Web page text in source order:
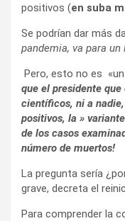
positivos (en suba
Se podrían dar más
pandemia, va para un
Pero, esto no es «un
que el presidente
científicos, ni a nadie,
positivos, la »
de los casos
número de muertos!
La pregunta sería
grave, decreta el
Para comprender la